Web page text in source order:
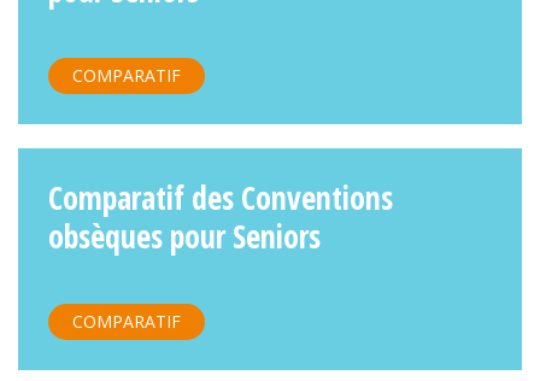
COMPARATIF
Comparatif des Conventions
obsèques pour Seniors
COMPARATIF